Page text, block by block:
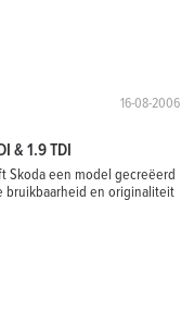
16-08-2006
& 1.9 TDI
Skoda een model gecreëerd
bruikbaarheid en originaliteit